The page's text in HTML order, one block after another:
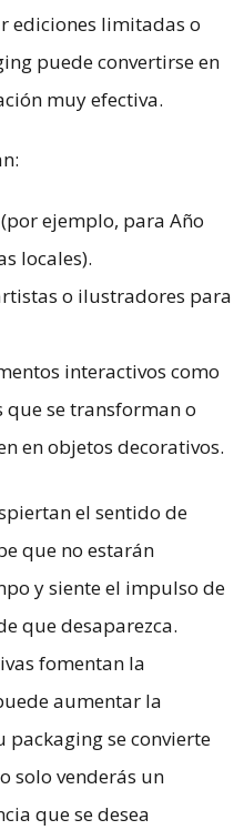
ediciones limitadas o
puede convertirse en
muy efectiva.
ejemplo, para Año
locales).
o ilustradores para
interactivos como
se transforman o
en objetos decorativos.
el sentido de
que no estarán
y siente el impulso de
que desaparezca.
fomentan la
aumentar la
packaging se convierte
solo venderás un
que se desea